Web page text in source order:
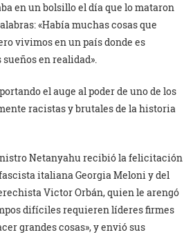
en un bolsillo el día que lo mataron
«Había muchas cosas que
vivimos en un país donde es
en realidad».
el auge al poder de uno de los
racistas y brutales de la historia
Netanyahu recibió la felicitación
italiana Georgia Meloni y del
Victor Orbán, quien le arengó
difíciles requieren líderes firmes
grandes cosas», y envió sus